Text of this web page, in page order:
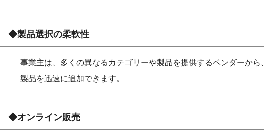
◆製品選択の柔軟性
事業主は、多くの異なるカテゴリーや製品を提供するベンダーか
製品を迅速に追加できます。
◆オンライン販売